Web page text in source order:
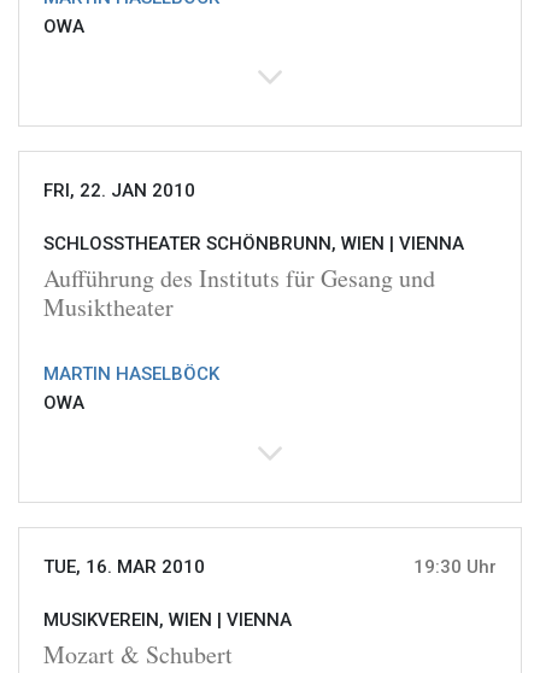
OWA
FRI, 22. JAN 2010
SCHLOSSTHEATER SCHÖNBRUNN, WIEN | VIENNA
Aufführung des Instituts für Gesang und
Musiktheater
MARTIN HASELBÖCK
OWA
TUE, 16. MAR 2010 19:30 Uhr
MUSIKVEREIN, WIEN | VIENNA
Mozart & Schubert